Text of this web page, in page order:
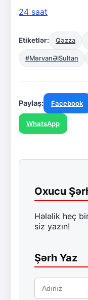
24 saat
Etiketlər: Qəzza
#MərvanƏlSultan
Paylaş: Facebook
WhatsApp
Oxucu
Hələlik heç
siz yazın!
Şərh Yaz